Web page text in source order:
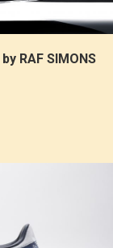
RAF SIMONS